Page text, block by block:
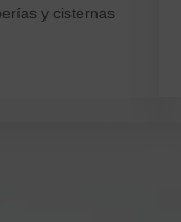
y cisternas